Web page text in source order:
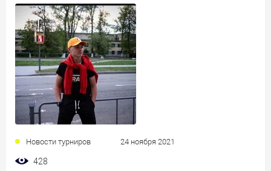
Новости турниров 24 ноября 2021
428